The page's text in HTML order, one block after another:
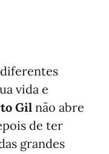
vida e
Gil não abre
de ter
grandes